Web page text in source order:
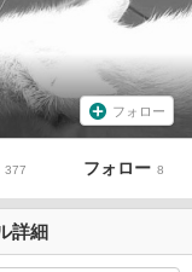
フォロー
377 フォロー 8
詳細